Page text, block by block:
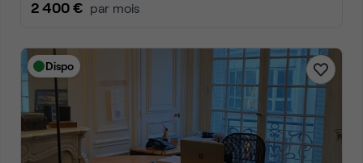
2 400 € par mois
Dispo